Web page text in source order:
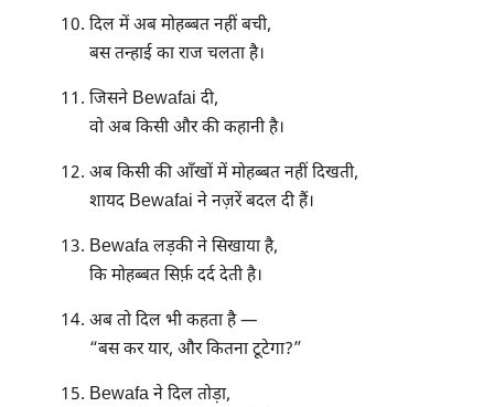
दिल में अब मोहब्बत नहीं बची,
बस तन्हाई का राज चलता है।
जिसने Bewafai दी,
वो अब किसी और की कहानी है।
अब किसी की आँखों में मोहब्बत नहीं दिखती,
शायद Bewafai ने नज़रें बदल दी हैं।
Bewafa लड़की ने सिखाया है,
कि मोहब्बत सिर्फ़ दर्द देती है।
अब तो दिल भी कहता है —
“बस कर यार, और कितना टूटेगा?”
Bewafa ने दिल तोड़ा,